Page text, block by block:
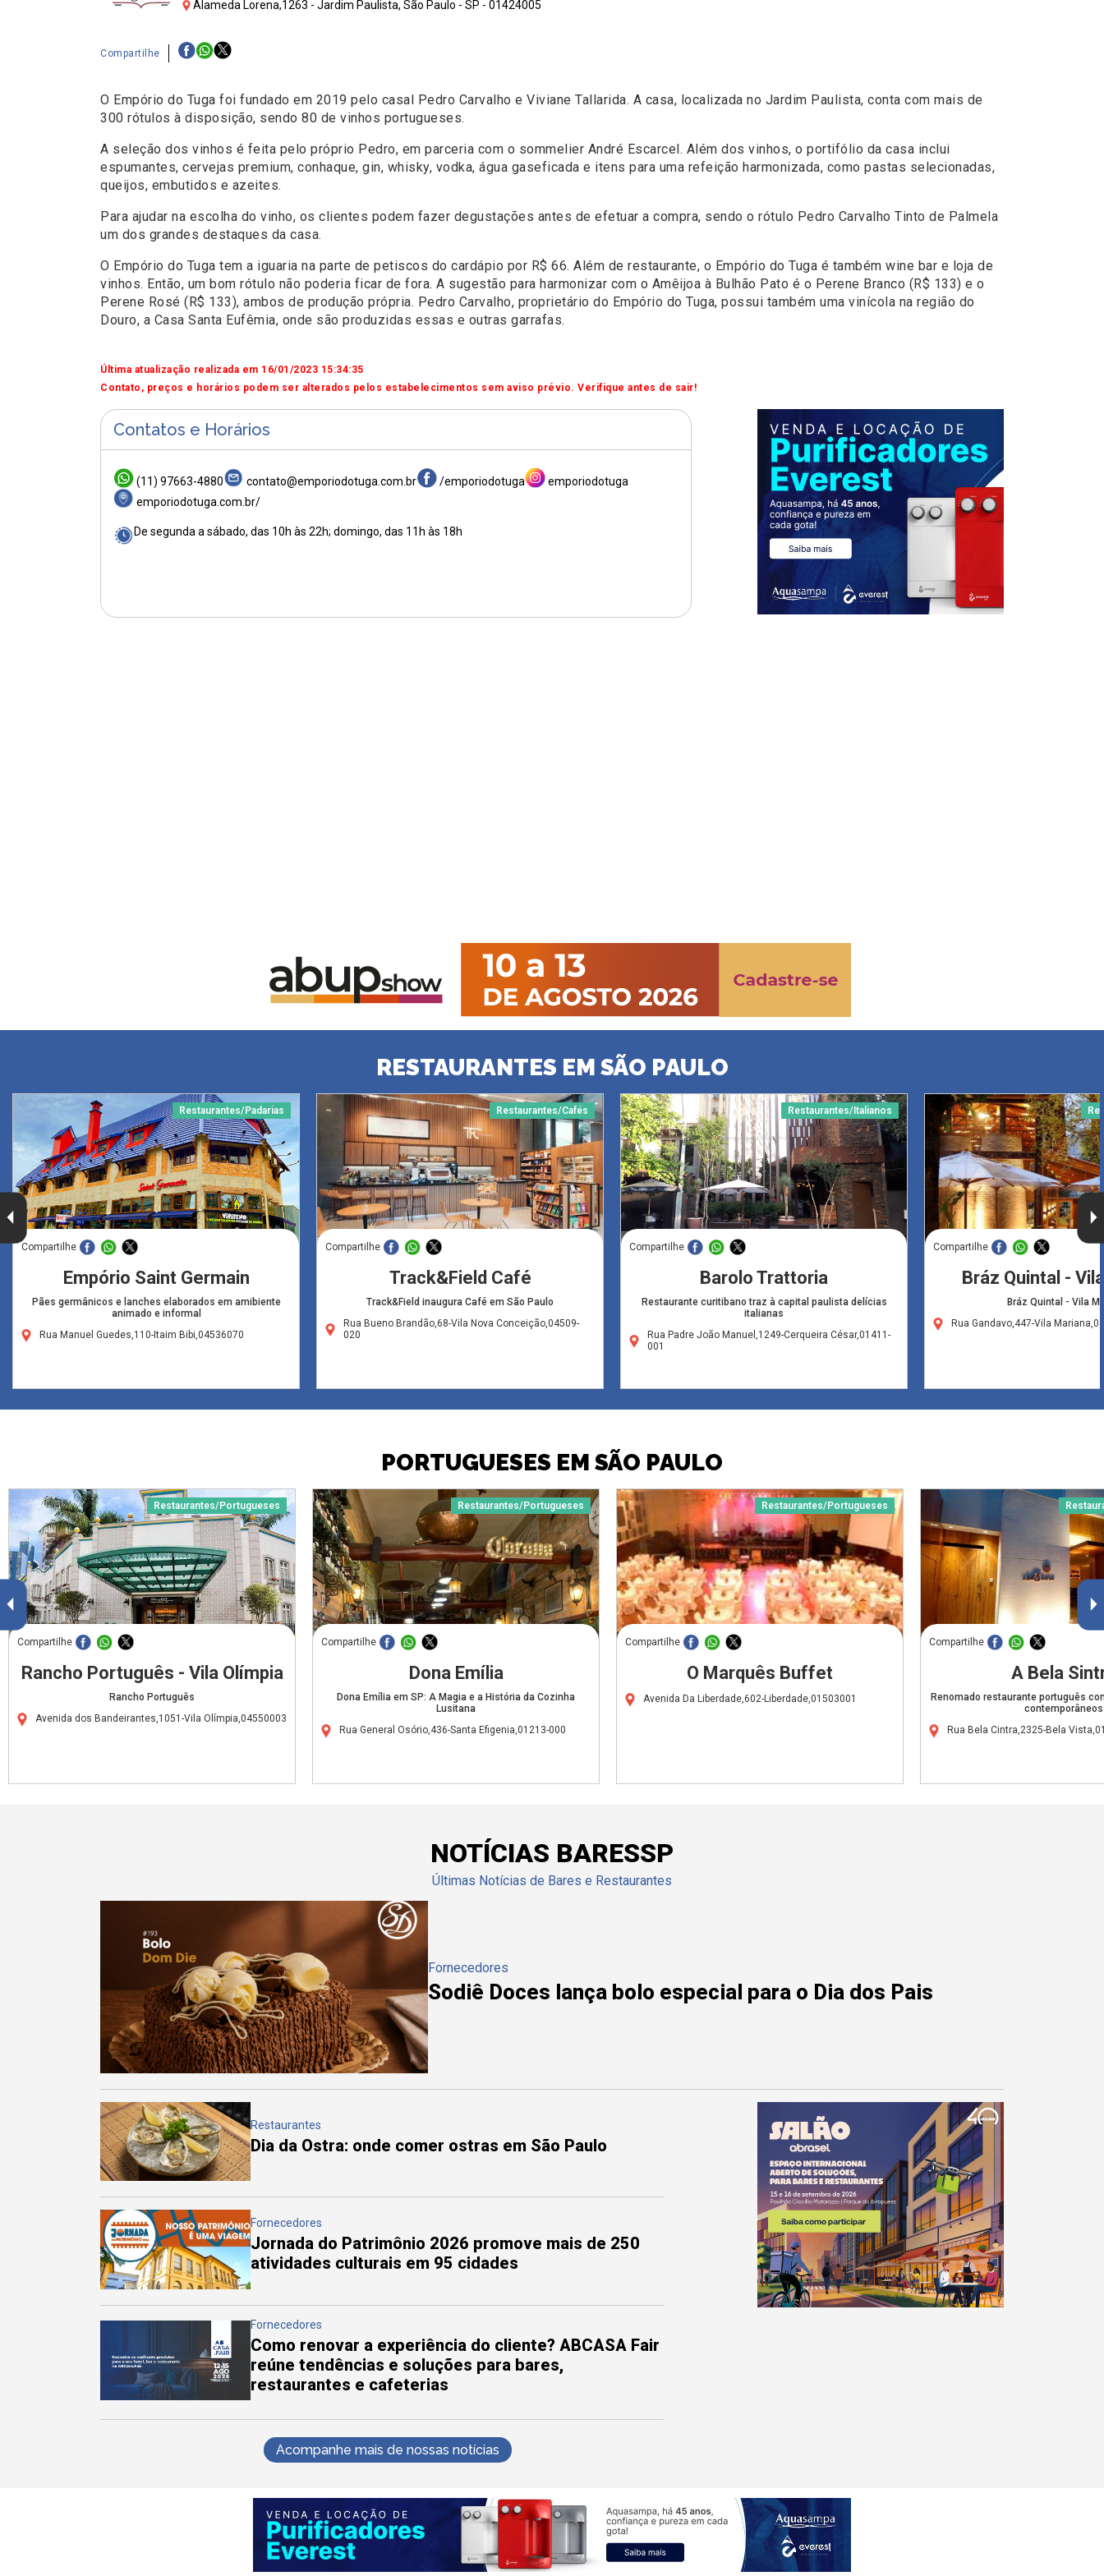
Alameda Lorena,1263 - Jardim Paulista, São Paulo - SP - 01424005
Compartilhe
O Empório do Tuga foi fundado em 2019 pelo casal Pedro Carvalho e Viviane Tallarida. A casa, localizada no Jardim Paulista, conta com mais de
300 rótulos à disposição, sendo 80 de vinhos portugueses.
A seleção dos vinhos é feita pelo próprio Pedro, em parceria com o sommelier André Escarcel. Além dos vinhos, o portifólio da casa inclui
espumantes, cervejas premium, conhaque, gin, whisky, vodka, água gaseficada e itens para uma refeição harmonizada, como pastas selecionadas,
queijos, embutidos e azeites.
Para ajudar na escolha do vinho, os clientes podem fazer degustações antes de efetuar a compra, sendo o rótulo Pedro Carvalho Tinto de Palmela
um dos grandes destaques da casa.
O Empório do Tuga tem a iguaria na parte de petiscos do cardápio por R$ 66. Além de restaurante, o Empório do Tuga é também wine bar e loja de
vinhos. Então, um bom rótulo não poderia ficar de fora. A sugestão para harmonizar com o Amêijoa à Bulhão Pato é o Perene Branco (R$ 133) e o
Perene Rosé (R$ 133), ambos de produção própria. Pedro Carvalho, proprietário do Empório do Tuga, possui também uma vinícola na região do
Douro, a Casa Santa Eufêmia, onde são produzidas essas e outras garrafas.
Última atualização realizada em 16/01/2023 15:34:35
Contato, preços e horários podem ser alterados pelos estabelecimentos sem aviso prévio. Verifique antes de sair!
Contatos e Horários
(11) 97663-4880 contato@emporiodotuga.com.br /emporiodotuga
emporiodotuga
emporiodotuga.com.br/
De segunda a sábado, das 10h às 22h; domingo, das 11h às 18h
RESTAURANTES EM SÃO PAULO
Restaurantes/Padarias
Compartilhe
Empório Saint Germain
Pães germânicos e lanches elaborados em amibiente
animado e informal
Rua Manuel Guedes,110-Itaim Bibi,04536070
Restaurantes/Cafés
Compartilhe
Track&Field Café
Track&Field inaugura Café em São Paulo
Rua Bueno Brandão,68-Vila Nova Conceição,04509-
020
Restaurantes/Italianos
Compartilhe
Barolo Trattoria
Restaurante curitibano traz à capital paulista delícias
italianas
Rua Padre João Manuel,1249-Cerqueira César,01411-
001
Compartilhe
Bráz Quintal -
Bráz Quintal - Vila
Rua Gandavo,447-Vila
PORTUGUESES EM SÃO PAULO
Restaurantes/Portugueses
Compartilhe
Rancho Português - Vila Olímpia
Rancho Português
Avenida dos Bandeirantes,1051-Vila Olímpia,04550003
Restaurantes/Portugueses
Compartilhe
Dona Emília
Dona Emília em SP: A Magia e a História da Cozinha
Lusitana
Rua General Osório,436-Santa Efigenia,01213-000
Restaurantes/Portugueses
Compartilhe
O Marquês Buffet
Avenida Da Liberdade,602-Liberdade,01503001
Compartilhe
A Bela
Renomado restaurante português
contemporâneos
Rua Bela Cintra,2325-Bela
NOTÍCIAS BARESSP
Últimas Notícias de Bares e Restaurantes
Fornecedores
Sodiê Doces lança bolo especial para o Dia dos Pais
Restaurantes
Dia da Ostra: onde comer ostras em São Paulo
Fornecedores
Jornada do Patrimônio 2026 promove mais de 250
atividades culturais em 95 cidades
Fornecedores
Como renovar a experiência do cliente? ABCASA Fair
reúne tendências e soluções para bares,
restaurantes e cafeterias
Acompanhe mais de nossas notícias